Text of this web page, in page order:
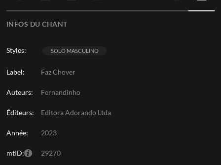
INFOS DU CHANT
Styles: SOLO MASCULINO
Label: Faz Chover
Auteurs: Fernandinho
Éditeurs: Editora Adorando Ltda
Année: 2023
mtID: 29270